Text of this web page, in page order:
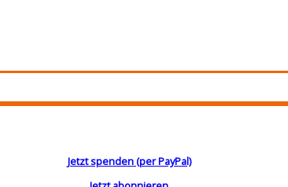
Jetzt spenden (per PayPal)